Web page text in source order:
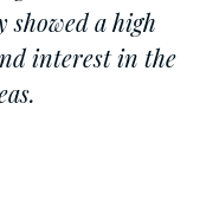
showed a high
interest in the